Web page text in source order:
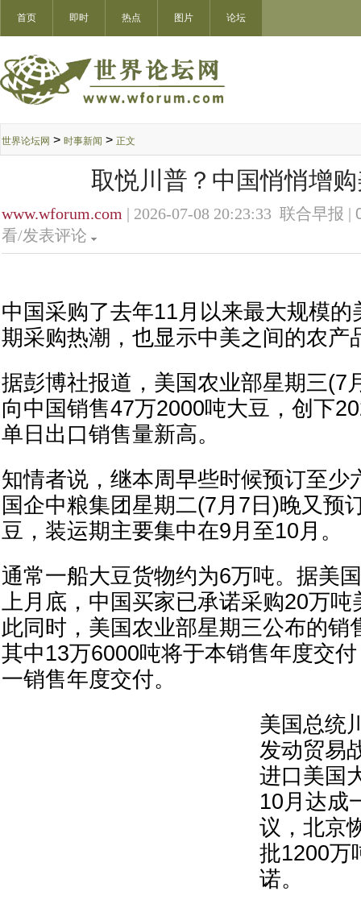
首页 即时 热点 图片 论坛
世界论坛网 > 时事新闻 > 正文
取悦川普？中国悄悄增
www.wforum.com | 2026-07-08 20:23:33 联合早报 |
看/发表评论
中国采购了去年11月以来最大规模的
期采购热潮，也显示中美之间的农产
据彭博社报道，美国农业部星期三(7
向中国销售47万2000吨大豆，创下
单日出口销售量新高。
知情者说，继本周早些时候预订至少
国企中粮集团星期二(7月7日)晚又预
豆，装运期主要集中在9月至10月。
通常一船大豆货物约为6万吨。据美
上月底，中国买家已承诺采购20万吨
此同时，美国农业部星期三公布的销
其中13万6000吨将于本销售年度交
一销售年度交付。
美国总统
发动贸易
进口美国
10月达成
议，北京
批1200万
诺。